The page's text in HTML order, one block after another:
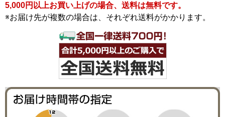
5,000円以上お買い上げの場合、送料は無料です。
※お届け先が複数の場合は、それぞれ送料がかかります。